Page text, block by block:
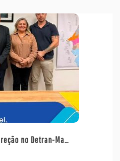
no Detran-Ma…